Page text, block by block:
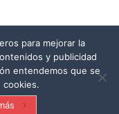
para mejorar la
y publicidad
entendemos que se
cookies.